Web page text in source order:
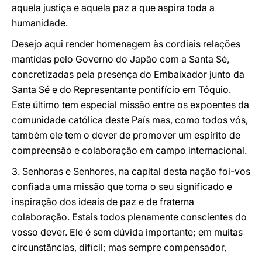
aquela justiça e aquela paz a que aspira toda a
humanidade.
Desejo aqui render homenagem às cordiais relações
mantidas pelo Governo do Japão com a Santa Sé,
concretizadas pela presença do Embaixador junto da
Santa Sé e do Representante pontifício em Tóquio.
Este último tem especial missão entre os expoentes da
comunidade católica deste País mas, como todos vós,
também ele tem o dever de promover um espírito de
compreensão e colaboração em campo internacional.
3. Senhoras e Senhores, na capital desta nação foi-vos
confiada uma missão que toma o seu significado e
inspiração dos ideais de paz e de fraterna
colaboração. Estais todos plenamente conscientes do
vosso dever. Ele é sem dúvida importante; em muitas
circunstâncias, difícil; mas sempre compensador,